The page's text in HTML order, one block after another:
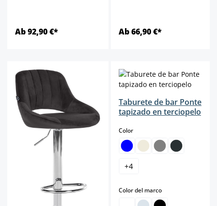
Ab 92,90 €* Ab 66,90 €*
Taburete de bar Ponte
tapizado en terciopelo
Colorselect
+4
Color del marcoselect